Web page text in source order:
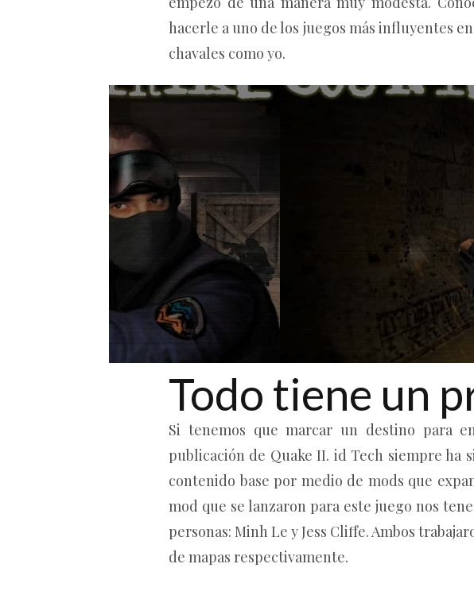
hacerle a uno de los juegos más influyentes
chavales como yo.
Todo tiene un
Si tenemos que marcar un destino para
publicación de Quake II. id Tech siempre ha
contenido base por medio de mods que
mod que se lanzaron para este juego nos
personas: Minh Le y Jess Cliffe. Ambos
de mapas respectivamente.